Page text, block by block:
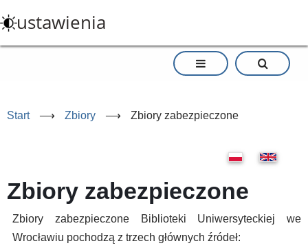
do
treści
ustawienia
Start ⟶ Zbiory ⟶ Zbiory zabezpieczone
Zbiory zabezpieczone
Zbiory zabezpieczone Biblioteki Uniwersyteckiej we
Wrocławiu pochodzą z trzech głównych źródeł: